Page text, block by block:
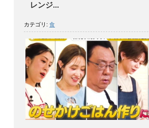
レンジ...
カテゴリ: 食